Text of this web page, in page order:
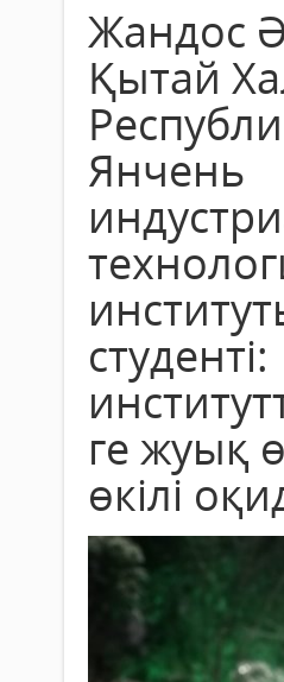
Жандос
Қытай
Янчень
студенті:
ге жуық
өкілі